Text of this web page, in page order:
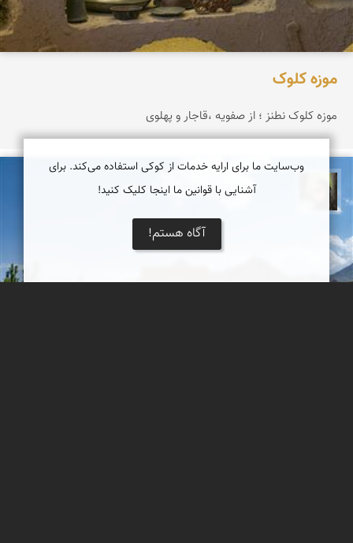
موزه کلوک
موزه کلوک نطنز ؛ از صفویه ،قاجار و پهلوی
سپیده اصلان
وب‌سایت ما برای ارایه خدمات از کوکی استفاده می‌کند. برای
آشنایی با قوانین ما اینجا کلیک کنید!
آگاه هستم!